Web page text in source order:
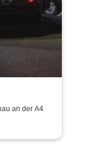
an der A4